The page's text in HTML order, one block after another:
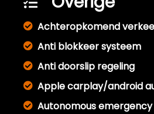
Achteropkomend
Anti blokkeer systeem
Anti doorslip regeling
Apple carplay/android
Autonomous